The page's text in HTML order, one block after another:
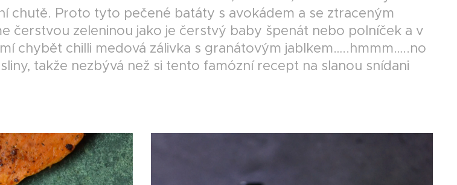
chutě. Proto tyto pečené batáty s avokádem a se ztraceným
čerstvou zeleninou jako je čerstvý baby špenát nebo polníček a v
chybět chilli medová zálivka s granátovým jablkem…..hmmm…..no
takže nezbývá než si tento famózní recept na slanou snídani